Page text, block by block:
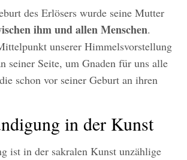
des Erlösers wurde seine Mutter
ihm und allen Menschen.
unserer Himmelsvorstellung
seiner Seite, um Gnaden für uns alle
schon vor seiner Geburt an ihren
in der Kunst
ist in der sakralen Kunst unzählige